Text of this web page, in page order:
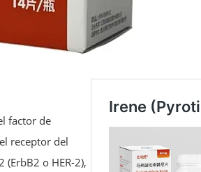
factor de
receptor del
o HER-2),